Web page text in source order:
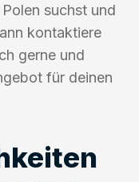
suchst und
kontaktiere
gerne und
für deinen